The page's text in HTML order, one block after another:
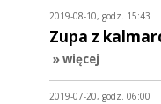
2019-08-10, godz. 15:43
Zupa z
» więcej
2019-07-20, godz. 06:00